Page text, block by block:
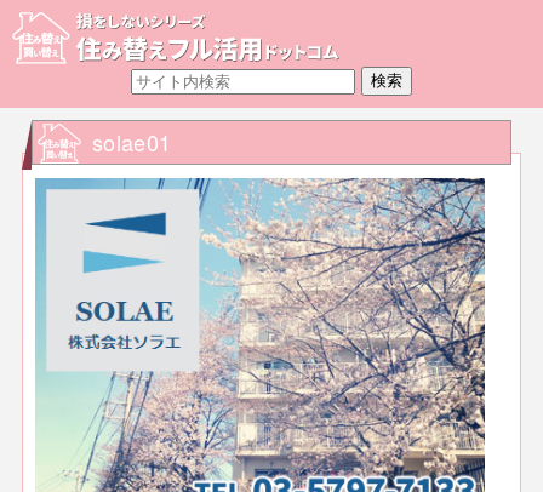
solae01